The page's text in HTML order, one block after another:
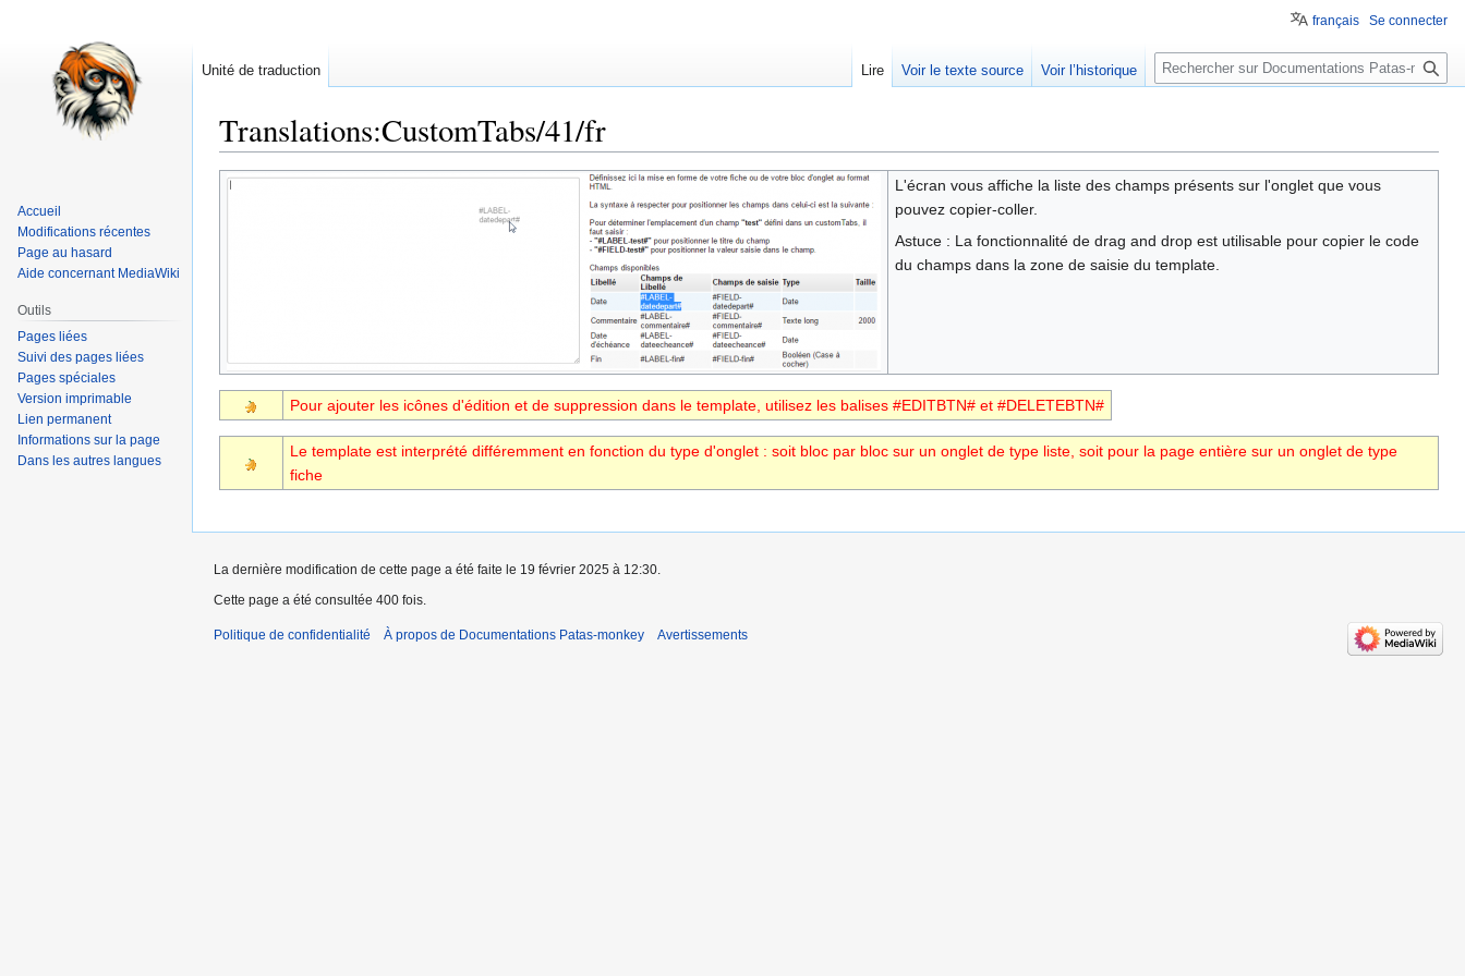
Translations:CustomTabs/41/fr
Aller
Aller
L'écran vous affiche la liste des champs présents sur l'onglet que vous
pouvez copier-coller.
Astuce : La fonctionnalité de drag and drop est utilisable pour copier le code
du champs dans la zone de saisie du template.
Pour ajouter les icônes d'édition et de suppression dans le template, utilisez les balises #EDITBTN# et #DELETEBTN#
Le template est interprété différemment en fonction du type d'onglet : soit bloc par bloc sur un onglet de type liste, soit pour la page entière sur un onglet de type
fiche
français Se connecter
Unité de traduction Lire Voir le texte source Voir l’historique
Rechercher
Accueil
Modifications récentes
Page au hasard
Aide concernant MediaWiki
Outils
Pages liées
Suivi des pages liées
Pages spéciales
Version imprimable
Lien permanent
Informations sur la page
Dans les autres langues
La dernière modification de cette page a été faite le 19 février 2025 à 12:30.
Cette page a été consultée 400 fois.
Politique de confidentialité À propos de Documentations Patas-monkey Avertissements